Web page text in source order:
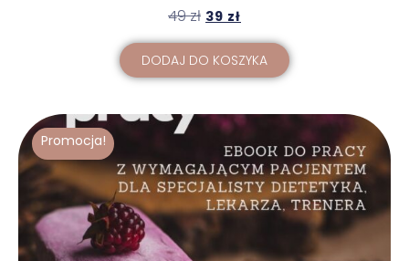
49zł 39 zł
DODAJ DO KOSZYKA
Promocja!